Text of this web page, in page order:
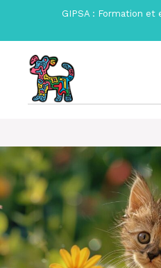
contenu
GIPSA : Formation et